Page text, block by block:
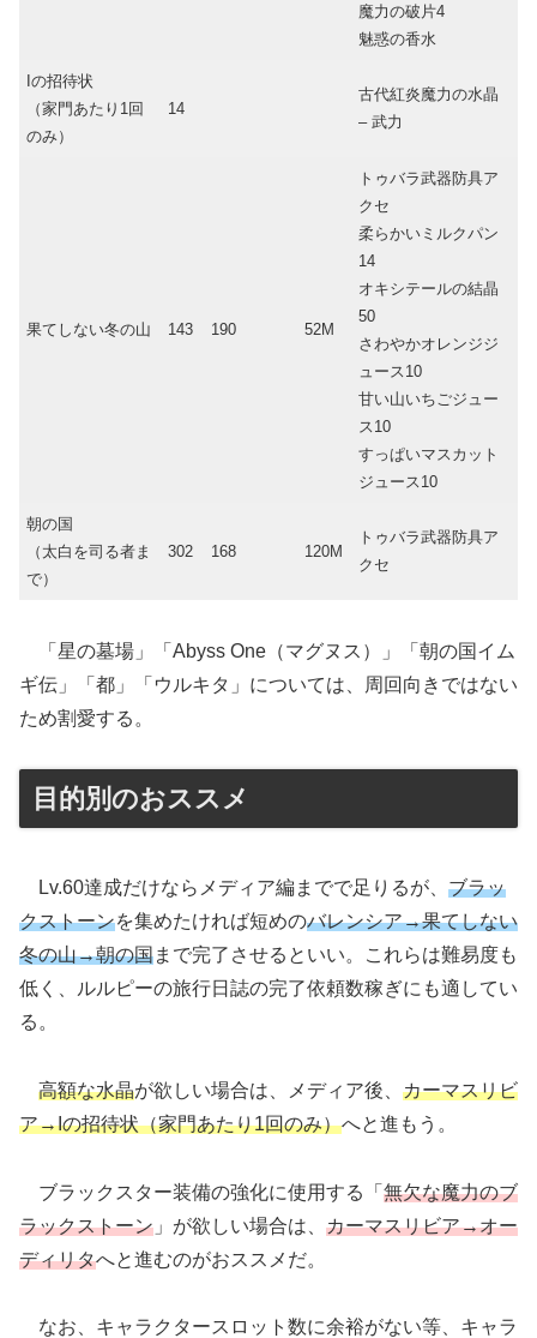
魔力の破片4
魅惑の香水
Iの招待状
（家門あたり1回
のみ）
14
古代紅炎魔力の水晶
– 武力
果てしない冬の山 143 190 52M
トゥバラ武器防具ア
クセ
柔らかいミルクパン
14
オキシテールの結晶
50
さわやかオレンジジ
ュース10
甘い山いちごジュー
ス10
すっぱいマスカット
ジュース10
朝の国
（太白を司る者ま
で）
302 168 120M
トゥバラ武器防具ア
クセ
「星の墓場」「Abyss One（マグヌス）」「朝の国イム
ギ伝」「都」「ウルキタ」については、周回向きではない
ため割愛する。
目的別のおススメ
Lv.60達成だけならメディア編までで足りるが、 ブラッ
クストーンを集めたければ短めのバレンシア→果てしない
冬の山→朝の国まで完了させるといい。これらは難易度も
低く、ルルピーの旅行日誌の完了依頼数稼ぎにも適してい
る。
高額な水晶が欲しい場合は、メディア後、 カーマスリビ
ア→Iの招待状（家門あたり1回のみ）へと進もう。
ブラックスター装備の強化に使用する「 無欠な魔力のブ
ラックストーン 」が欲しい場合は、 カーマスリビア→オー
ディリタへと進むのがおススメだ。
なお、キャラクタースロット数に余裕がない等、キャラ